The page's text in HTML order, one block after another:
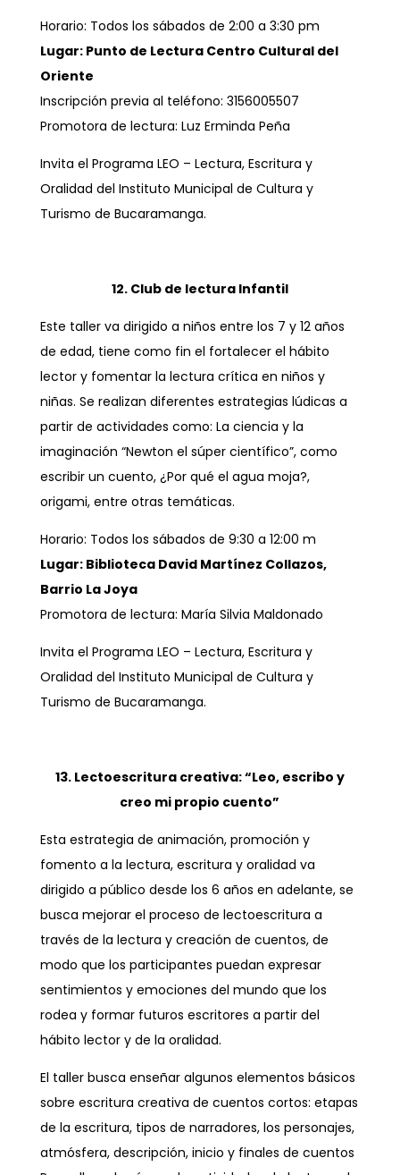
Horario: Todos los sábados de 2:00 a 3:30 pm
Lugar: Punto de Lectura Centro Cultural del
Oriente
Inscripción previa al teléfono: 3156005507
Promotora de lectura: Luz Erminda Peña
Invita el Programa LEO – Lectura, Escritura y
Oralidad del Instituto Municipal de Cultura y
Turismo de Bucaramanga.
12. Club de lectura Infantil
Este taller va dirigido a niños entre los 7 y 12 años
de edad, tiene como fin el fortalecer el hábito
lector y fomentar la lectura crítica en niños y
niñas. Se realizan diferentes estrategias lúdicas a
partir de actividades como: La ciencia y la
imaginación “Newton el súper científico”, como
escribir un cuento, ¿Por qué el agua moja?,
origami, entre otras temáticas.
Horario: Todos los sábados de 9:30 a 12:00 m
Lugar: Biblioteca David Martínez Collazos,
Barrio La Joya
Promotora de lectura: María Silvia Maldonado
Invita el Programa LEO – Lectura, Escritura y
Oralidad del Instituto Municipal de Cultura y
Turismo de Bucaramanga.
13. Lectoescritura creativa: “Leo, escribo y
creo mi propio cuento”
Esta estrategia de animación, promoción y
fomento a la lectura, escritura y oralidad va
dirigido a público desde los 6 años en adelante, se
busca mejorar el proceso de lectoescritura a
través de la lectura y creación de cuentos, de
modo que los participantes puedan expresar
sentimientos y emociones del mundo que los
rodea y formar futuros escritores a partir del
hábito lector y de la oralidad.
El taller busca enseñar algunos elementos básicos
sobre escritura creativa de cuentos cortos: etapas
de la escritura, tipos de narradores, los personajes,
atmósfera, descripción, inicio y finales de cuentos